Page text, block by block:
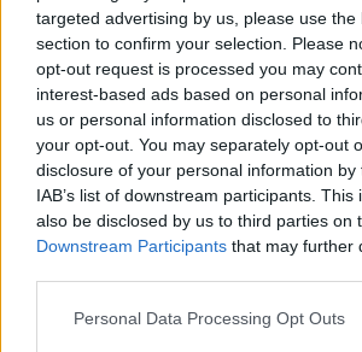
targeted advertising by us, please use the
section to confirm your selection. Please
opt-out request is processed you may
interest-based ads based on personal
us or personal information disclosed to
your opt-out. You may separately opt-out
disclosure of your personal information
IAB’s list of downstream participants.
also be disclosed by us to third parties on
Downstream Participants that may further
Please note that this website/app uses
Personal Data Processing Opt Outs
i tuoi video e le
Su WhatsApp al
345 356 7512
Ricevi le nostre